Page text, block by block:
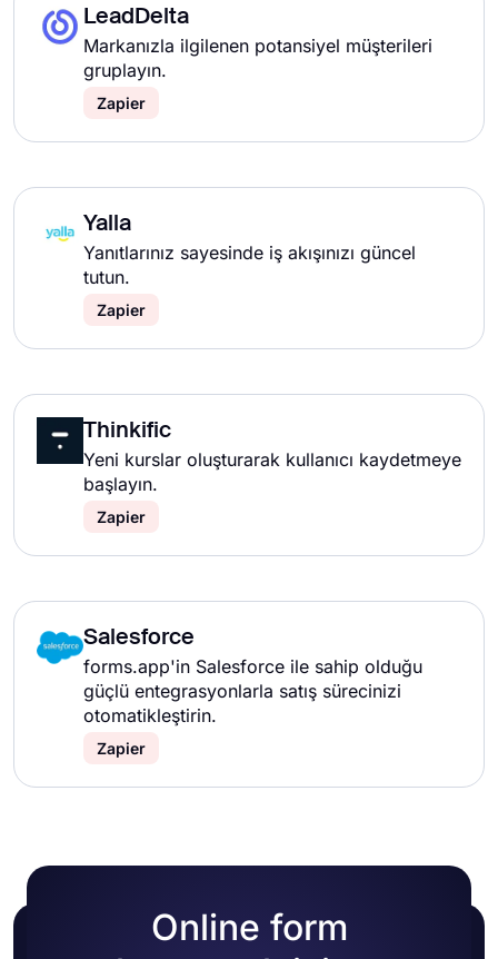
LeadDelta
Markanızla ilgilenen potansiyel müşterileri
gruplayın.
Zapier
Yalla
Yanıtlarınız sayesinde iş akışınızı güncel
tutun.
Zapier
Thinkific
Yeni kurslar oluşturarak kullanıcı kaydetmeye
başlayın.
Zapier
Salesforce
forms.app'in Salesforce ile sahip olduğu
güçlü entegrasyonlarla satış sürecinizi
otomatikleştirin.
Zapier
Online form